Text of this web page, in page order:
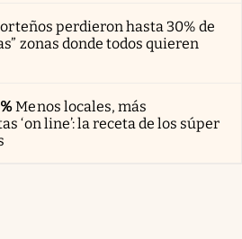
perdieron hasta 30% de
zonas donde todos quieren
Menos locales, más
‘on line’: la receta de los súper